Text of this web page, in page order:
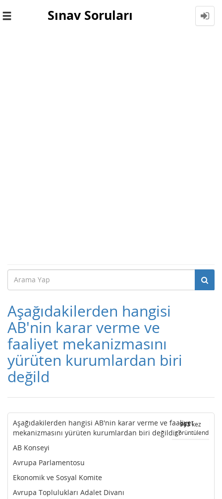
Toggle
Sınav Soruları
Aşağıdakilerden hangisi
AB'nin karar verme ve
faaliyet mekanizmasını
yürüten kurumlardan biri
değild
963kez
görüntülendi
Aşağıdakilerden hangisi AB'nin karar verme ve faaliyet
mekanizmasını yürüten kurumlardan biri değildir?
AB Konseyi
Avrupa Parlamentosu
Ekonomik ve Sosyal Komite
Avrupa Toplulukları Adalet Divanı